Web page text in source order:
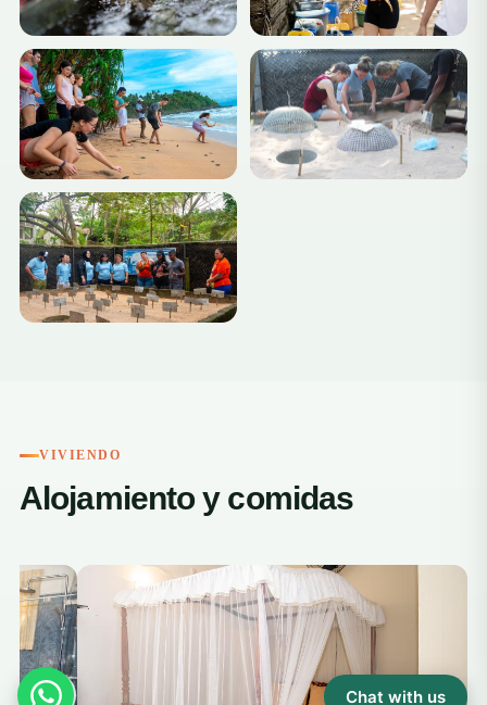
VIVIENDO
Alojamiento y comidas
‹ Chat with us